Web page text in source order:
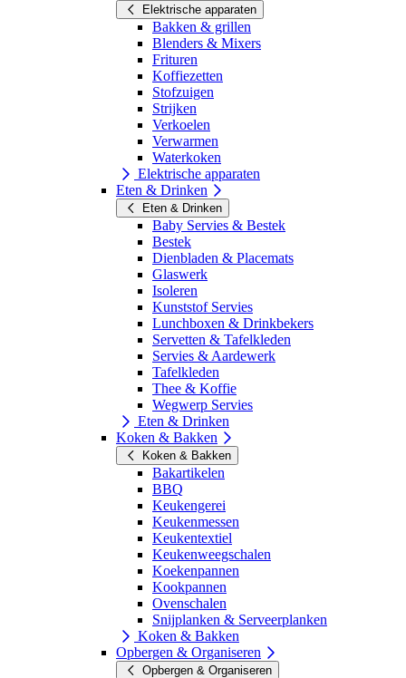
Elektrische apparaten
Bakken & grillen
Blenders & Mixers
Frituren
Koffiezetten
Stofzuigen
Strijken
Verkoelen
Verwarmen
Waterkoken
Elektrische apparaten
Eten & Drinken
Eten & Drinken
Baby Servies & Bestek
Bestek
Dienbladen & Placemats
Glaswerk
Isoleren
Kunststof Servies
Lunchboxen & Drinkbekers
Servetten & Tafelkleden
Servies & Aardewerk
Tafelkleden
Thee & Koffie
Wegwerp Servies
Eten & Drinken
Koken & Bakken
Koken & Bakken
Bakartikelen
BBQ
Keukengerei
Keukenmessen
Keukentextiel
Keukenweegschalen
Koekenpannen
Kookpannen
Ovenschalen
Snijplanken & Serveerplanken
Koken & Bakken
Opbergen & Organiseren
Opbergen & Organiseren